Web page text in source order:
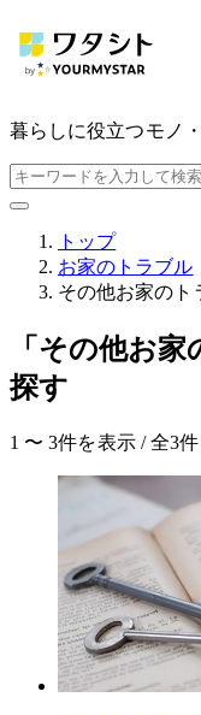
暮らしに役立つモノ
トップ
お家のトラブル
その他お家のト
「その他お
探す
1 〜 3件を表示 / 全3件